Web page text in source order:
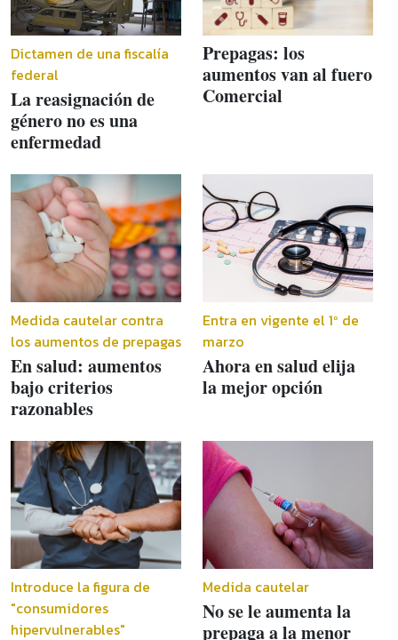
Dictamen de una fiscalía
federal
La reasignación de
género no es una
enfermedad
Prepagas: los
aumentos van al fuero
Comercial
Medida cautelar contra
los aumentos de prepagas
En salud: aumentos
bajo criterios
razonables
Entra en vigente el 1º de
marzo
Ahora en salud elija
la mejor opción
Introduce la figura de
"consumidores
hipervulnerables"
Medida cautelar
No se le aumenta la
prepaga a la menor